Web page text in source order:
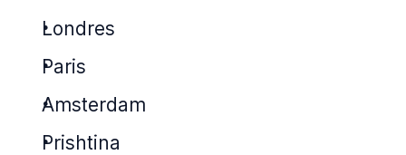
Londres
Paris
Amsterdam
Prishtina